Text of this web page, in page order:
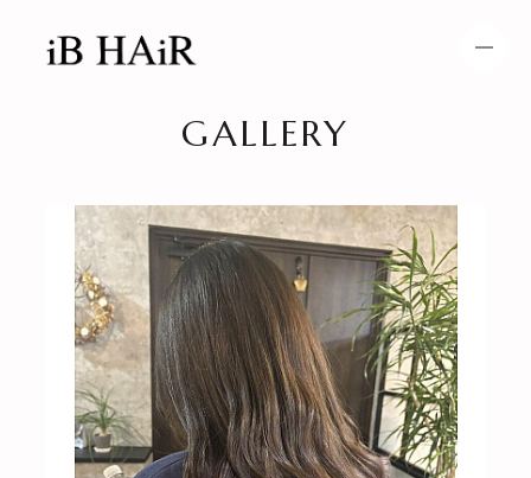
SPECIAL MENU MENU
SHOP＆STAFF COUPON
GALLERY BLOG
RECRUIT
GALLERY